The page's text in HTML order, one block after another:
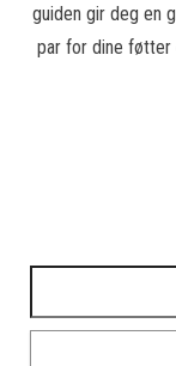
guiden gir deg en
par for dine føtter